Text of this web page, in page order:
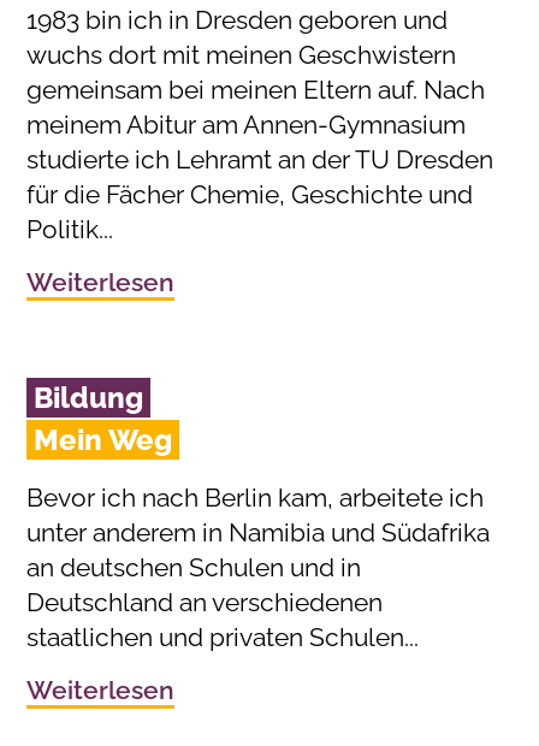
1983 bin ich in Dresden geboren und
wuchs dort mit meinen Geschwistern
gemeinsam bei meinen Eltern auf. Nach
meinem Abitur am Annen-Gymnasium
studierte ich Lehramt an der TU Dresden
für die Fächer Chemie, Geschichte und
Politik...
Weiterlesen
Bildung
Mein Weg
Bevor ich nach Berlin kam, arbeitete ich
unter anderem in Namibia und Südafrika
an deutschen Schulen und in
Deutschland an verschiedenen
staatlichen und privaten Schulen...
Weiterlesen